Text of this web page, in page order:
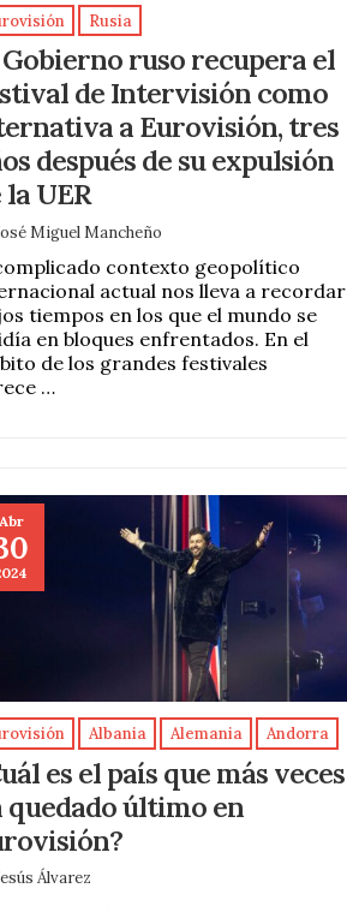
Rusia
ruso recupera el
de Intervisión como
a Eurovisión, tres
después de su expulsión
la UER
Miguel Mancheño
contexto geopolítico
actual nos lleva a recordar
tiempos en los que el mundo se
en bloques enfrentados. En el
de los grandes festivales
…
Abr
Albania Alemania Andorra
es el país que más veces
quedado último en
Álvarez